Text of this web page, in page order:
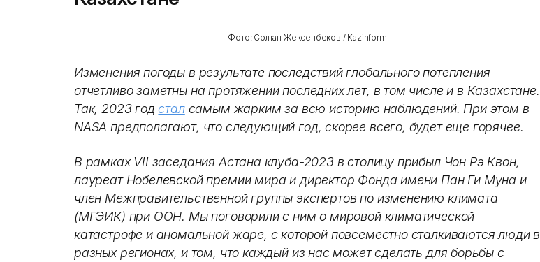
Фото: Солтан Жексенбеков / Kazinform
Изменения погоды в результате последствий глобального потепления
отчетливо заметны на протяжении последних лет, в том числе и в Казахстане.
Так, 2023 годсталсамым жарким за всю историю наблюдений. При этом в
NASA предполагают, что следующий год, скорее всего, будет еще горячее.
В рамках VII заседания Астана клуба-2023в столицу прибыл Чон Рэ Квон,
лауреат Нобелевской премии мира и директор Фонда имени Пан Ги Муна и
член Межправительственной группы экспертов по изменению климата
(МГЭИК) при ООН. Мы поговорили с ним о мировой климатической
катастрофе и аномальной жаре, с которой повсеместно сталкиваются люди в
разных регионах, и том, что каждый из нас может сделать для борьбы с